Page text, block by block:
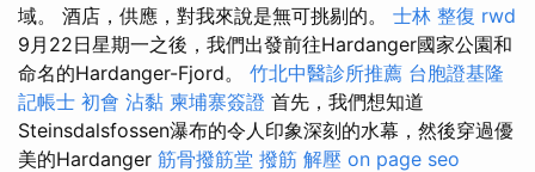
域。 酒店，供應，對我來說是無可挑剔的。 士林 整復 rwd
9月22日星期一之後，我們出發前往Hardanger國家公園和
命名的Hardanger-Fjord。 竹北中醫診所推薦 台胞證基隆
記帳士 初會 沾黏 柬埔寨簽證 首先，我們想知道
Steinsdalsfossen瀑布的令人印象深刻的水幕，然後穿過優
美的Hardanger 筋骨撥筋堂 撥筋 解壓 on page seo